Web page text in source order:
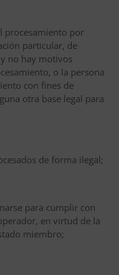
procesamiento por
particular, de
no hay motivos
o la persona
con fines de
otra base legal para
de forma ilegal;
para cumplir con
en virtud de la
miembro;